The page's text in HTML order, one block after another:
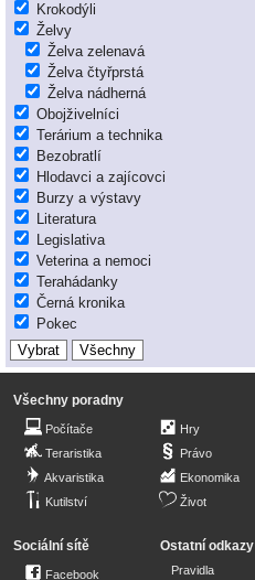
Krokodýli
Želvy
Želva zelenavá
Želva čtyřprstá
Želva nádherná
Obojživelníci
Terárium a technika
Bezobratlí
Hlodavci a zajícovci
Burzy a výstavy
Literatura
Legislativa
Veterina a nemoci
Terahádanky
Černá kronika
Pokec
Všechny poradny
Počítače
Teraristika
Akvaristika
Kutilství
Hry
Právo
Ekonomika
Život
Sociální sítě
Facebook
Ostatní odkazy
Pravidla